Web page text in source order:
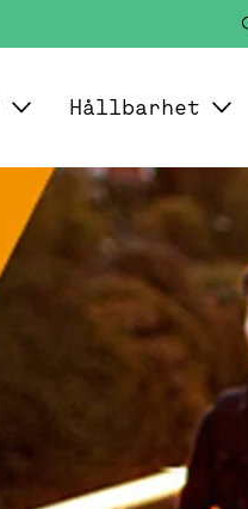
Hållbarhet